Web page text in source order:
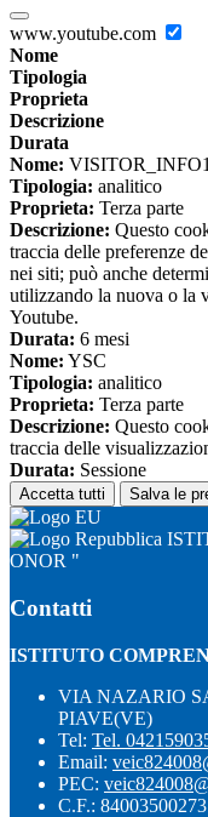
www.youtube.com
Nome
Tipologia
Proprieta
Descrizione
Durata
Nome:
Tipologia: analitico
Proprieta: Terza parte
Descrizione: Questo
traccia delle preferenze
nei siti; può anche
utilizzando la nuova o la
Youtube.
Durata: 6 mesi
Nome: YSC
Tipologia: analitico
Proprieta: Terza parte
Descrizione: Questo
traccia delle
Durata: Sessione
Accetta tutti Salva le
ONOR "
Contatti
ISTITUTO
VIA NAZARIO
PIAVE(VE)
Tel: Tel.
Email:
PEC:
C.F.: 84003500273